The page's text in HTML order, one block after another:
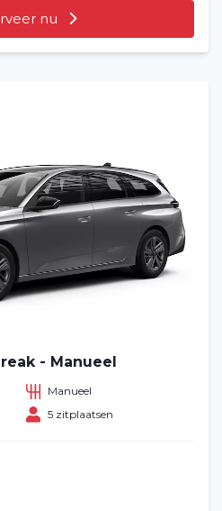
nu
- Manueel
Manueel
5 zitplaatsen